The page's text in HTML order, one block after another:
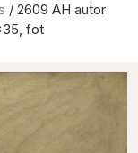
/ 2609 AH autor
fot